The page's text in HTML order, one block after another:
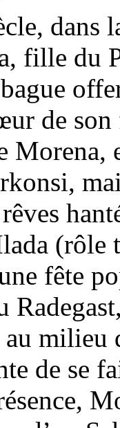
dans
fille du
de
(rôle
fête
milieu
de se